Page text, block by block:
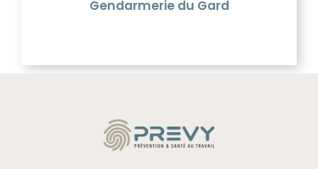
Gendarmerie du Gard